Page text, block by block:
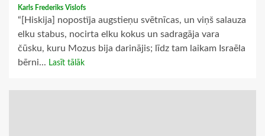
Karls Frederiks Vislofs
“[Hiskija] nopostīja augstieņu svētnīcas, un viņš salauza
elku stabus, nocirta elku kokus un sadragāja vara
čūsku, kuru Mozus bija darinājis; līdz tam laikam Israēla
bērni... Lasīt tālāk